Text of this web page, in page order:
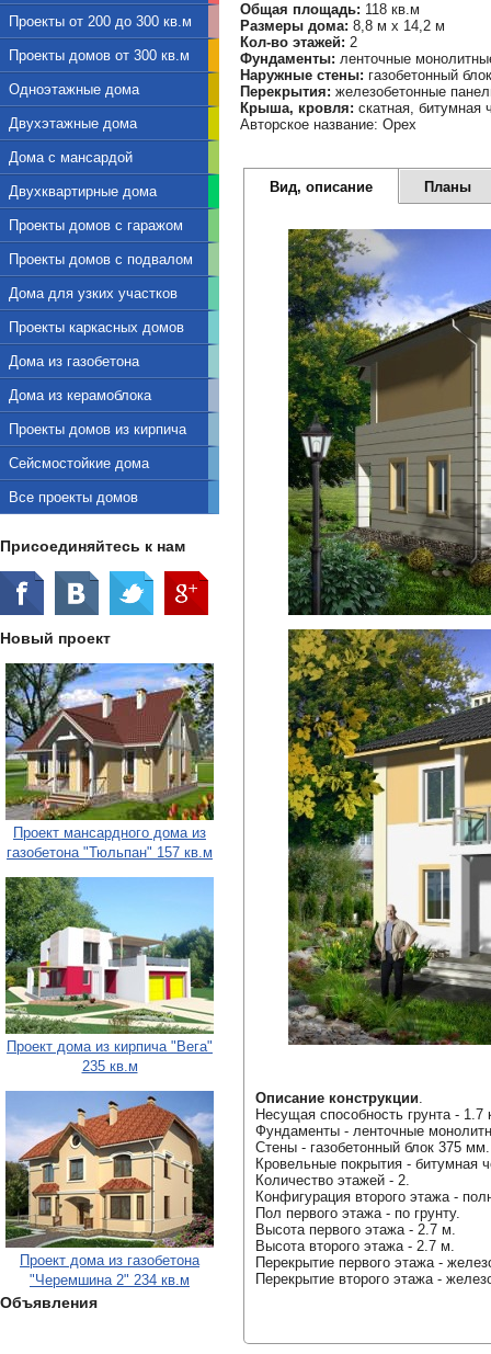
Проекты от 200 до 300 кв.м
Проекты домов от 300 кв.м
Одноэтажные дома
Двухэтажные дома
Дома с мансардой
Двухквартирные дома
Проекты домов с гаражом
Проекты домов с подвалом
Дома для узких участков
Проекты каркасных домов
Дома из газобетона
Дома из керамоблока
Проекты домов из кирпича
Сейсмостойкие дома
Все проекты домов
Присоединяйтесь к нам
Новый проект
Проект мансардного дома из
газобетона "Тюльпан" 157 кв.м
Проект дома из кирпича "Вега"
235 кв.м
Проект дома из газобетона
"Черемшина 2" 234 кв.м
Объявления
Общая площадь: 118 кв.м
Размеры дома: 8,8 м х 14,2 м
Кол-во этажей: 2
Фундаменты: ленточные
Наружные стены: газобетонный блок
Перекрытия: железобетонные
Крыша, кровля: скатная, битумная
Авторское название: Орех
Вид, описание Планы
Описание конструкции.
Несущая способность грунта - 1.7
Фундаменты - ленточные
Стены - газобетонный блок 375 мм.
Кровельные покрытия - битумная
Количество этажей - 2.
Конфигурация второго этажа -
Пол первого этажа - по грунту.
Высота первого этажа - 2.7 м.
Высота второго этажа - 2.7 м.
Перекрытие первого этажа -
Перекрытие второго этажа -